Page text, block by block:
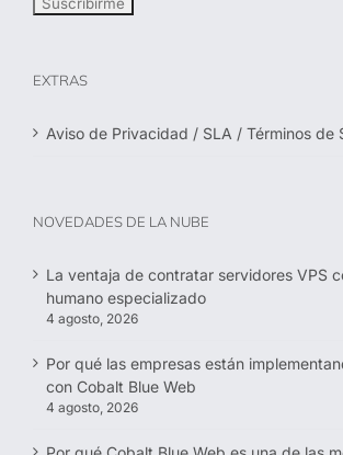
EXTRAS
Aviso de Privacidad / SLA / Términos de
NOVEDADES DE LA NUBE
La ventaja de contratar servidores VPS
humano especializado
4 agosto, 2026
Por qué las empresas están
con Cobalt Blue Web
4 agosto, 2026